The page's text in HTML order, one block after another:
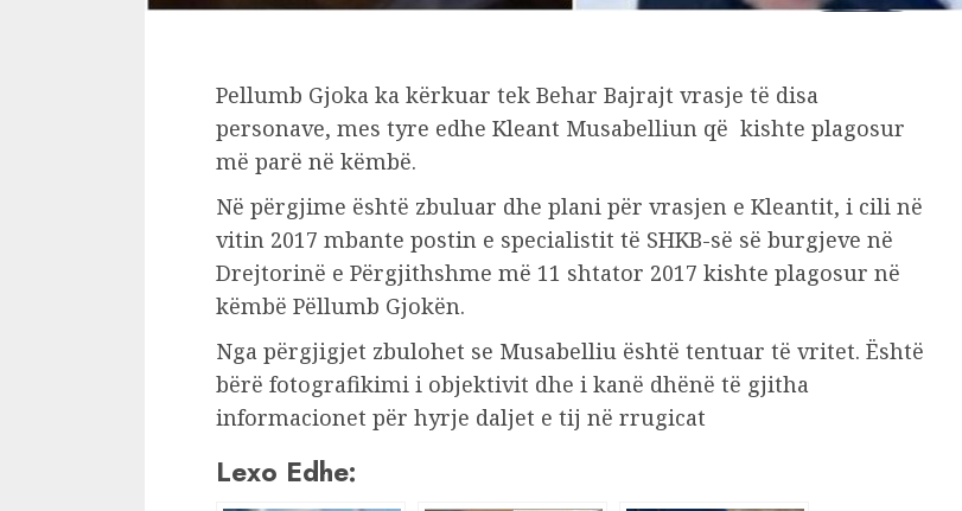
Pellumb Gjoka ka kërkuar tek Behar Bajrajt vrasje të disa
personave, mes tyre edhe Kleant Musabelliun që kishte plagosur
më parë në këmbë.
Në përgjime është zbuluar dhe plani për vrasjen e Kleantit, i cili në
vitin 2017 mbante postin e specialistit të SHKB-së së burgjeve në
Drejtorinë e Përgjithshme më 11 shtator 2017 kishte plagosur në
këmbë Pëllumb Gjokën.
Nga përgjigjet zbulohet se Musabelliu është tentuar të vritet. Është
bërë fotografikimi i objektivit dhe i kanë dhënë të gjitha
informacionet për hyrje daljet e tij në rrugicat
Lexo Edhe: